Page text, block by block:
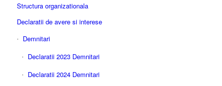
Structura organizationala
Declaratii de avere si interese
Demnitari
Declaratii 2023 Demnitari
Declaratii 2024 Demnitari